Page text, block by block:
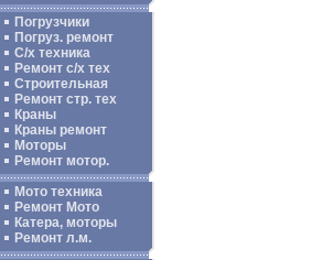
Погрузчики
Погруз. ремонт
С/х техника
Ремонт с/х тех
Строительная
Ремонт стр. тех
Краны
Краны ремонт
Моторы
Ремонт мотор.
Мото техника
Ремонт Мото
Катера, моторы
Ремонт л.м.